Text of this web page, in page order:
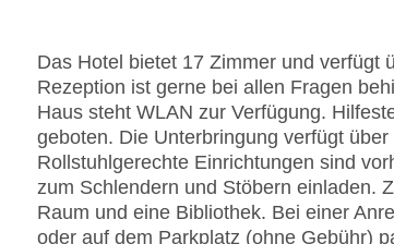
Das Hotel bietet 17 Zimmer und verfügt
Rezeption ist gerne bei allen Fragen
Haus steht WLAN zur Verfügung.
geboten. Die Unterbringung verfügt
Rollstuhlgerechte Einrichtungen sind
zum Schlendern und Stöbern einladen.
Raum und eine Bibliothek. Bei einer
oder auf dem Parkplatz (ohne Gebühr)